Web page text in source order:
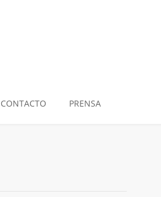
CONTACTO PRENSA